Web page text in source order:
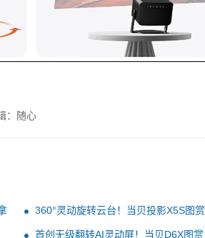
：随心
360°灵动旋转云台！当贝投影X5S图赏
首创无级翻转AI灵动屏！当贝D6X图赏